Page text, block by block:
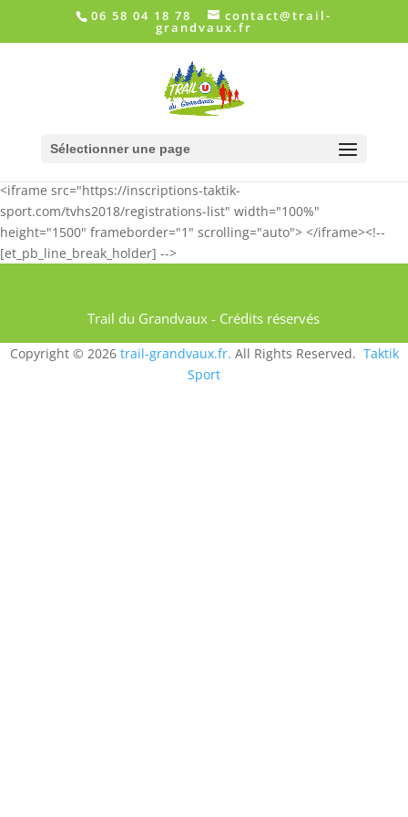
06 58 04 18 78 contact@trail-
grandvaux.fr
Sélectionner une page
<iframe src="https://inscriptions-taktik-
sport.com/tvhs2018/registrations-list" width="100%"
height="1500" frameborder="1" scrolling="auto"> </iframe><!--
[et_pb_line_break_holder] -->
Trail du Grandvaux - Crédits réservés
Copyright © 2026 trail-grandvaux.fr. All Rights Reserved. Taktik
Sport